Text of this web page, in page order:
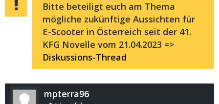
Bitte beteiligt euch am Thema
mögliche zukünftige Aussichten für
E-Scooter in Österreich seit der 41.
KFG Novelle vom 21.04.2023 =>
Diskussions-Thread
mpterra96